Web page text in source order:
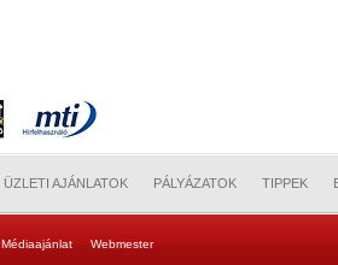
ÜZLETI AJÁNLATOK PÁLYÁZATOK TIPPEK
Médiaajánlat Webmester